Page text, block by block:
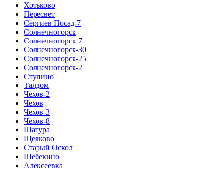
Хотьково
Пересвет
Сергиев Посад-7
Солнечногорск
Солнечногорск-7
Солнечногорск-30
Солнечногорск-25
Солнечногорск-2
Ступино
Талдом
Чехов-2
Чехов
Чехов-3
Чехов-8
Шатура
Щелково
Старый Оскол
Шебекино
Алексеевка